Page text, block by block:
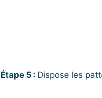
Étape 5 : Dispose les